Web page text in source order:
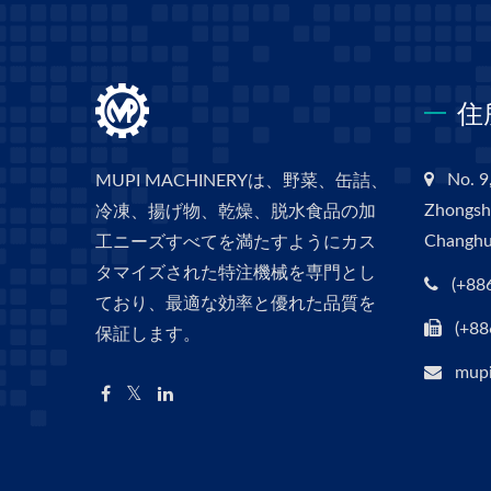
MUPI MACHINERYは、野菜、缶詰、
冷凍、揚げ物、乾燥、脱水食品の加
工ニーズすべてを満たすようにカス
タマイズされた特注機械を専門とし
ており、最適な効率と優れた品質を
保証します。
住
No.